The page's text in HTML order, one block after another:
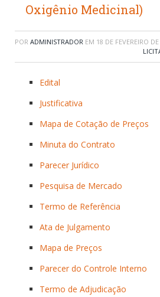
Oxigênio Medicinal)
POR ADMINISTRADOR EM 18 DE FEVEREIRO
Edital
Justificativa
Mapa de Cotação de Preços
Minuta do Contrato
Parecer Jurídico
Pesquisa de Mercado
Termo de Referência
Ata de Julgamento
Mapa de Preços
Parecer do Controle Interno
Termo de Adjudicação